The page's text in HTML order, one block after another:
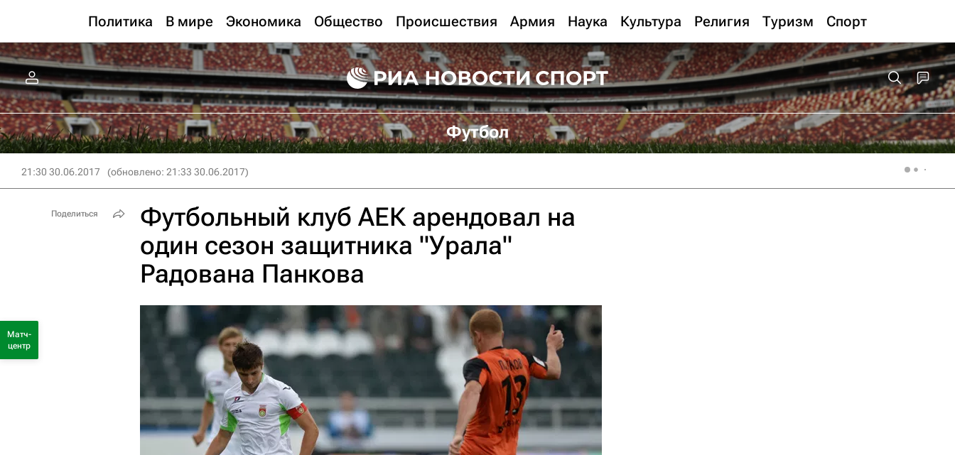
Политика В мире Экономика Общество Происшествия Армия Наука Культура Религия Туризм Спорт
Футбол
21:30 30.06.2017 (обновлено: 21:33 30.06.2017)
Футбольный клуб АЕК арендовал на
один сезон защитника "Урала"
Радована Панкова
Поделиться
Матч-
центр